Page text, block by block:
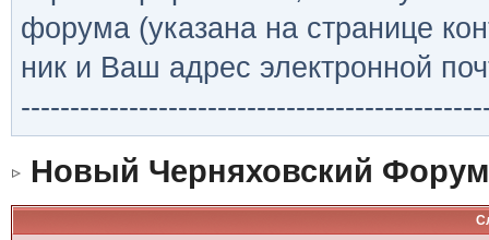
форума (указана на странице
ник и Ваш адрес электронной
Новый Черняховский Форум